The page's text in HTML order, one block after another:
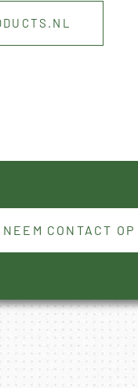
NEEM CONTACT OP